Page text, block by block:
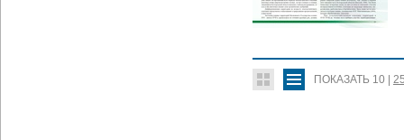
ПОКАЗАТЬ 10